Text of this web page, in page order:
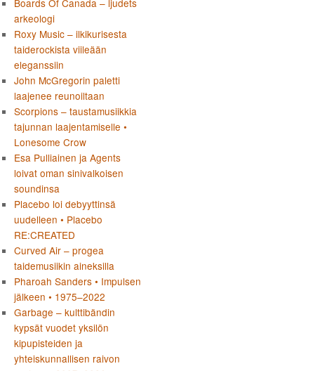
Boards Of Canada – ljudets
arkeologi
Roxy Music – ilkikurisesta
taiderockista viileään
eleganssiin
John McGregorin paletti
laajenee reunoiltaan
Scorpions – taustamusiikkia
tajunnan laajentamiselle •
Lonesome Crow
Esa Pulliainen ja Agents
loivat oman sinivalkoisen
soundinsa
Placebo loi debyyttinsä
uudelleen • Placebo
RE:CREATED
Curved Air – progea
taidemusiikin aineksilla
Pharoah Sanders • Impulsen
jälkeen • 1975–2022
Garbage – kulttibändin
kypsät vuodet yksilön
kipupisteiden ja
yhteiskunnallisen raivon